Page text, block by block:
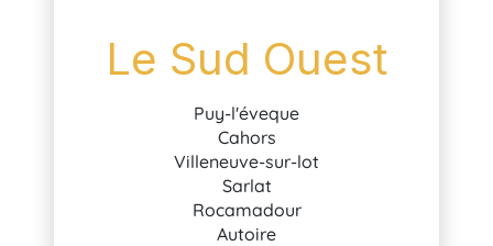
Le Sud Ouest
Puy-l'éveque
Cahors
Villeneuve-sur-lot
Sarlat
Rocamadour
Autoire